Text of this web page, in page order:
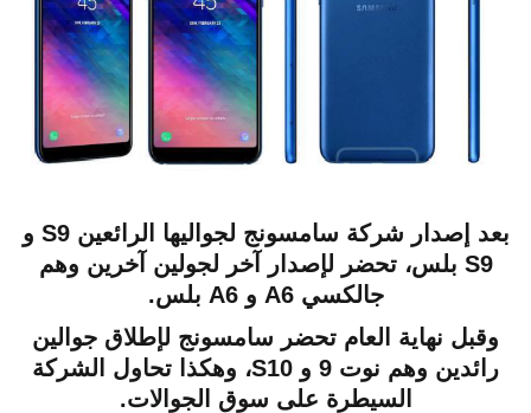
بعد إصدار شركة سامسونج لجواليها الرائعين S9 و
S9 بلس، تحضر لإصدار آخر لجولين آخرين وهم
جالكسي A6 و A6 بلس.
وقبل نهاية العام تحضر سامسونج لإطلاق جوالين
رائدين وهم نوت 9 و S10، وهكذا تحاول الشركة
السيطرة على سوق الجوالات.